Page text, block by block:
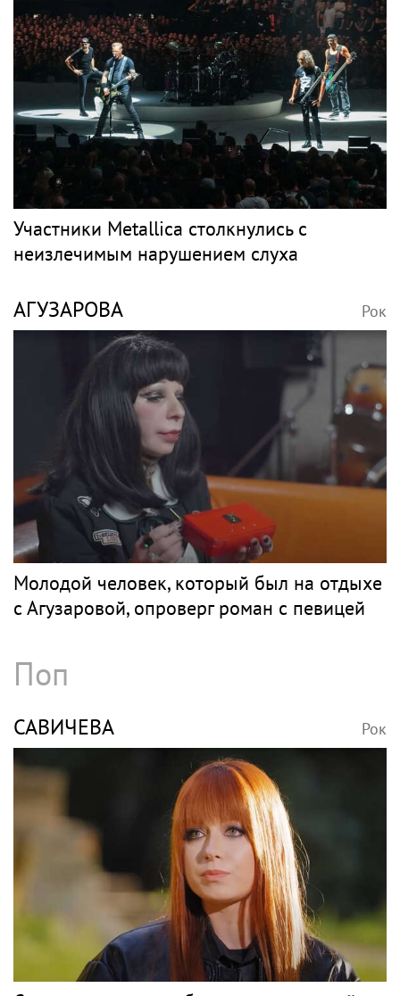
Участники Metallica столкнулись с
неизлечимым нарушением слуха
АГУЗАРОВА Рок
Молодой человек, который был на отдыхе
с Агузаровой, опроверг роман с певицей
Поп
САВИЧЕВА Рок